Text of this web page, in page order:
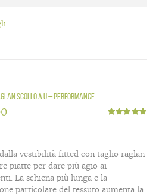
scollo a U – Performance
5.00su 5
vestibilità fitted con taglio raglan
piatte per dare più agio ai
La schiena più lunga e la
particolare del tessuto aumenta la